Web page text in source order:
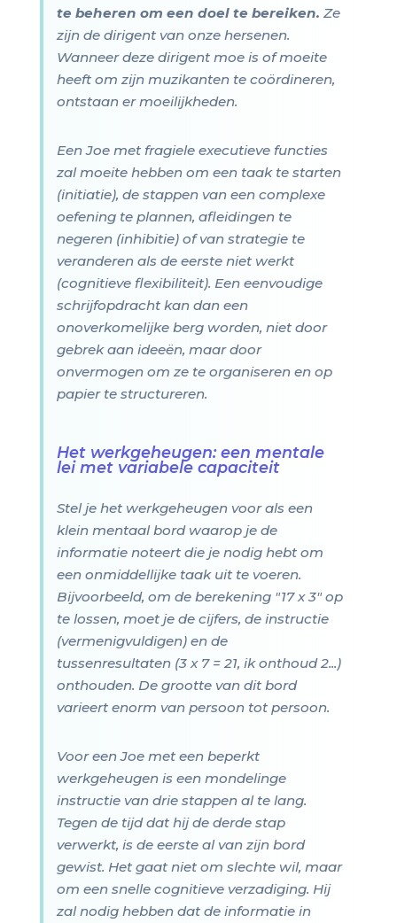
te beheren om een doel te bereiken. Ze
zijn de dirigent van onze hersenen.
Wanneer deze dirigent moe is of moeite
heeft om zijn muzikanten te coördineren,
ontstaan er moeilijkheden.
Een Joe met fragiele executieve functies
zal moeite hebben om een taak te starten
(initiatie), de stappen van een complexe
oefening te plannen, afleidingen te
negeren (inhibitie) of van strategie te
veranderen als de eerste niet werkt
(cognitieve flexibiliteit). Een eenvoudige
schrijfopdracht kan dan een
onoverkomelijke berg worden, niet door
gebrek aan ideeën, maar door
onvermogen om ze te organiseren en op
papier te structureren.
Het werkgeheugen: een mentale
lei met variabele capaciteit
Stel je het werkgeheugen voor als een
klein mentaal bord waarop je de
informatie noteert die je nodig hebt om
een onmiddellijke taak uit te voeren.
Bijvoorbeeld, om de berekening "17 x 3" op
te lossen, moet je de cijfers, de instructie
(vermenigvuldigen) en de
tussenresultaten (3 x 7 = 21, ik onthoud 2...)
onthouden. De grootte van dit bord
varieert enorm van persoon tot persoon.
Voor een Joe met een beperkt
werkgeheugen is een mondelinge
instructie van drie stappen al te lang.
Tegen de tijd dat hij de derde stap
verwerkt, is de eerste al van zijn bord
gewist. Het gaat niet om slechte wil, maar
om een snelle cognitieve verzadiging. Hij
zal nodig hebben dat de informatie in